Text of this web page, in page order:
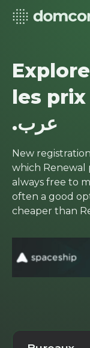
les
.عرب
New
which Renewal
always free to
often a good
cheaper than